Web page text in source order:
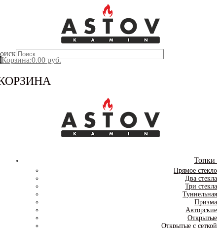
Корзина:0.00руб.
Топки
Прямое стекло
Два стекла
Три стекла
Туннельная
Призма
Авторские
Открытые
Открытые с сеткой